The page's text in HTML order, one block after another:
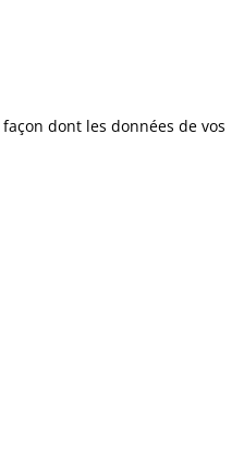
dont les données de vos